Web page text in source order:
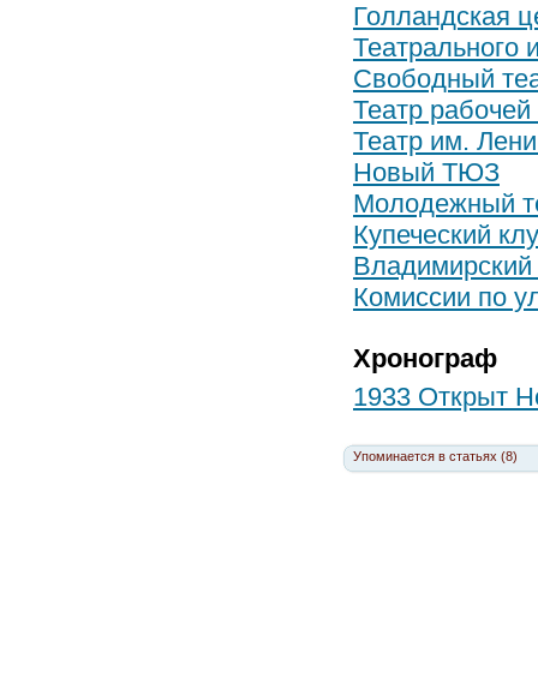
Голландская
Театрального
Свободный
Театр
Театр им.
Новый ТЮЗ
Молодежный
Купеческий
Владимирский
Комиссии по
Хронограф
1933 Открыт
Упоминается в статьях (8)